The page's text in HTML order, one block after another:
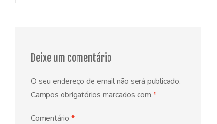
Deixe um comentário
O seu endereço de email não será publicado.
Campos obrigatórios marcados com *
Comentário *